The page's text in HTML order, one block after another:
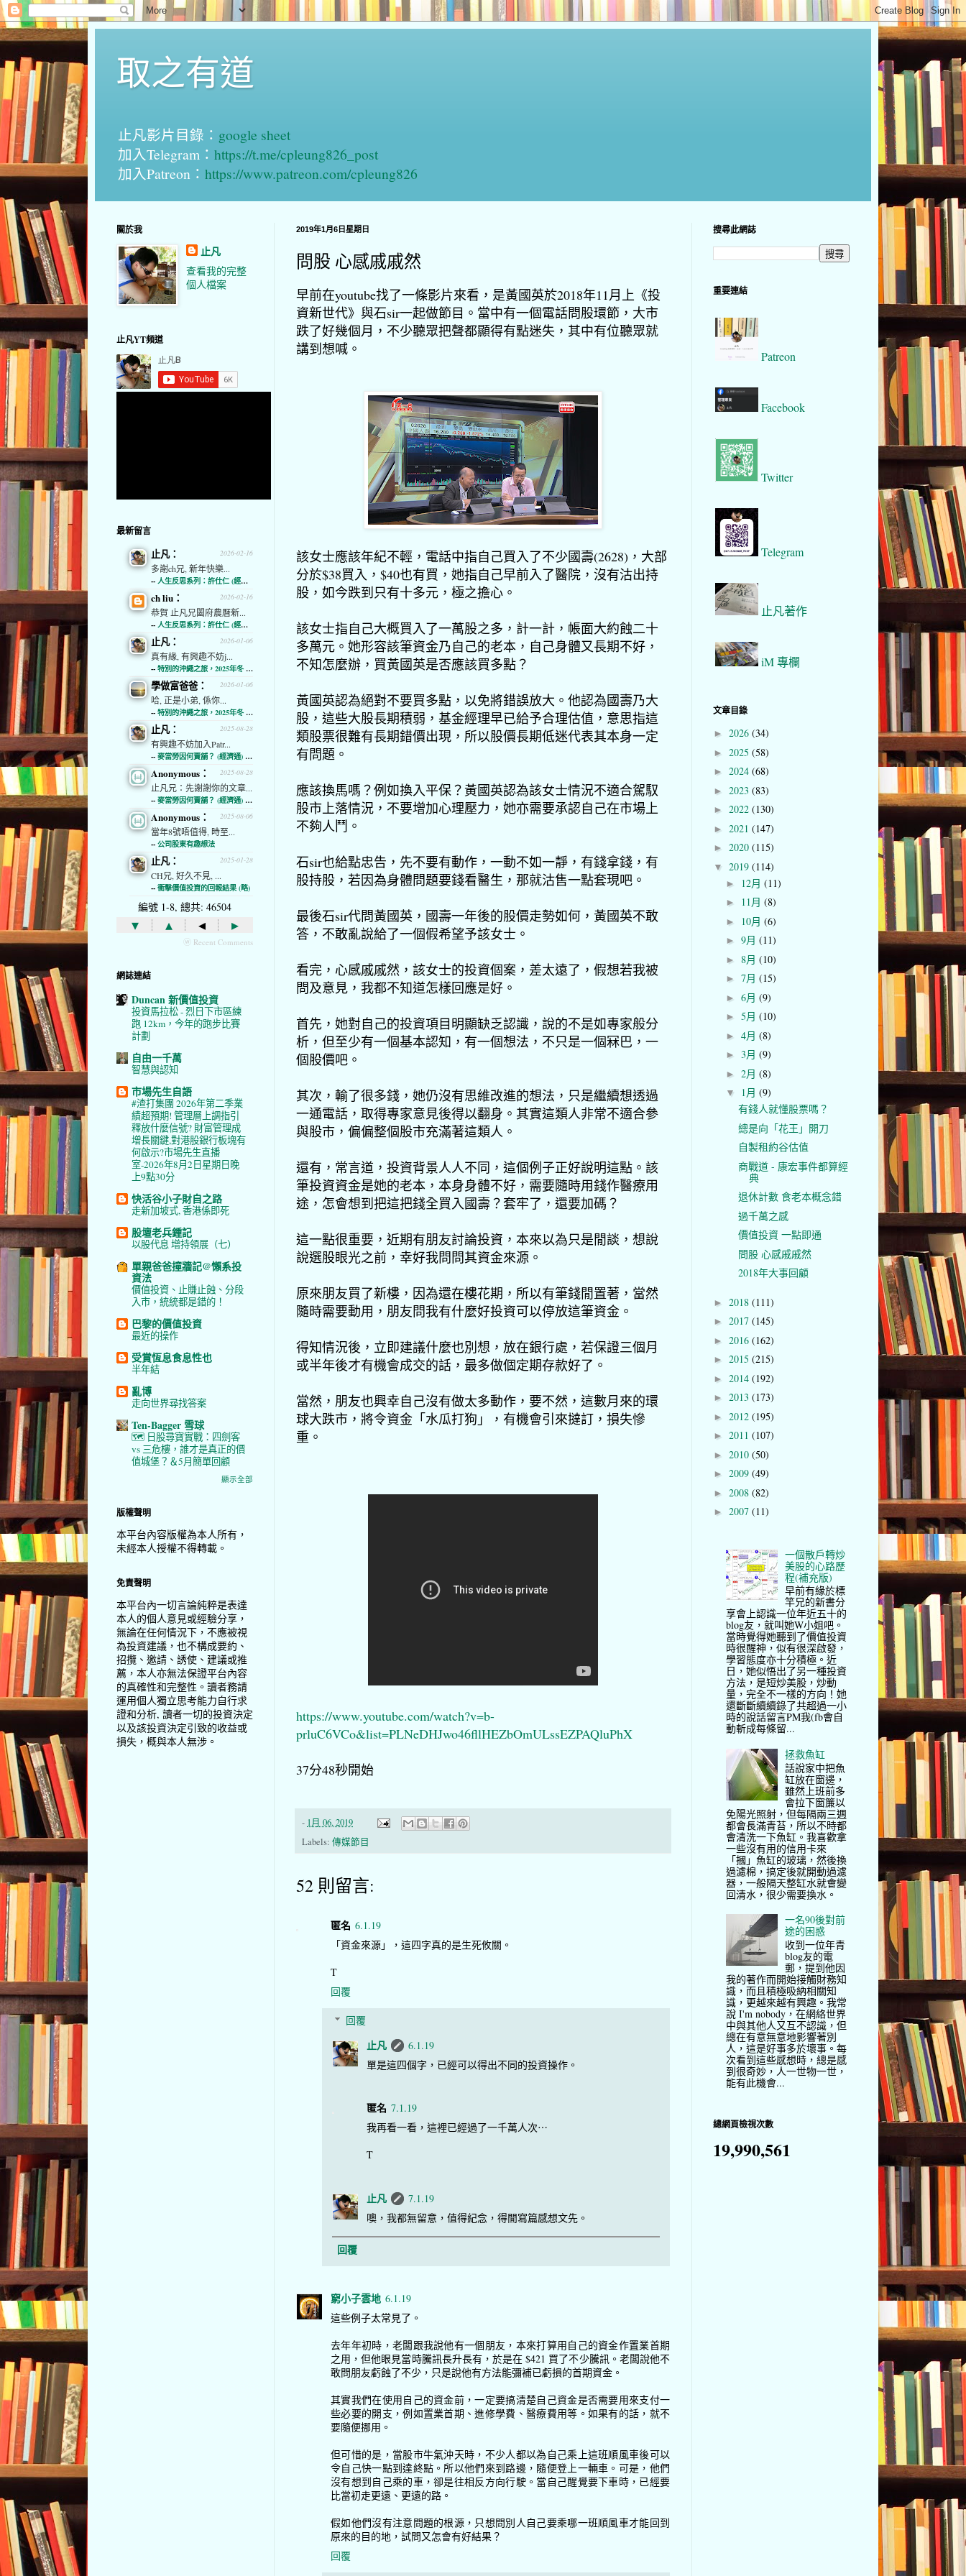
取之有道
止凡影片目錄： google sheet
加入Telegram： https://t.me/cpleung826_post
加入Patreon： https://www.patreon.com/cpleung826
2019年1月6日星期日
問股 心感戚戚然
早前在youtube找了一條影片來看，是黃國英於2018年11月上《投
資新世代》與石sir一起做節目。當中有一個電話問股環節，大市
跌了好幾個月，不少聽眾把聲都顯得有點迷失，其中有位聽眾就
講到想喊。
該女士應該年紀不輕，電話中指自己買入了不少國壽(2628)，大部
分於$38買入，$40也有買，她指自己早前入了醫院，沒有沽出持
股，如今跌到只有十多元，極之擔心。
該女士指自己大概買入了一萬股之多，計一計，帳面大約蝕二十
多萬元。她形容該筆資金乃自己的老本，自己身體又長期不好，
不知怎麼辦，買黃國英是否應該買多點？
黃國英認為絕對不要買多點，以免將錯誤放大。他認為國壽乃大
股，這些大股長期積弱，基金經理早已給予合理估值，意思指這
類股票很難有長期錯價出現，所以股價長期低迷代表其本身一定
有問題。
應該換馬嗎？例如換入平保？黃國英認為該女士情況不適合駕馭
股市上落情況，不要增加心理壓力，她亦需要承認自己在市場上
不夠人鬥。
石sir也給點忠告，先不要有動作，一動不如一靜，有錢拿錢，有
股持股，若因為身體問題要錢看醫生，那就沽售一點套現吧。
最後石sir代問黃國英，國壽一年後的股價走勢如何，黃國英不敢
答，不敢亂說給了一個假希望予該女士。
看完，心感戚戚然，該女士的投資個案，差太遠了，假想若我被
問及意見，我都不知道怎樣回應是好。
首先，她對自己的投資項目明顯缺乏認識，說的不是如專家般分
析，但至少有一個基本認知，有一個想法，不只是一個冧巴，一
個股價吧。
其次，輸了很多錢，她仍沒有思維改進的想法，只是繼續想透過
一通電話，取得專家意見後得以翻身。其實這類人非常不適合參
與股市，偏偏整個股市充滿著這類人。
還有，常言道，投資背景人人不同，這個例子正好說明這點。該
筆投資資金是她的老本，本身身體不好，需要隨時用錢作醫療用
途，怎會想到把這把錢全買入國壽？套牢了，還要加碼？
這一點很重要，近期有朋友討論投資， 本來以為只是閒談，想說
說選股眼光之前，幸好我問問其資金來源。
原來朋友買了新樓，因為還在樓花期，所以有筆錢閒置著，當然
隨時需要動用，朋友問我有什麼好投資可以停放這筆資金。
得知情況後，立即建議什麼也別想，放在銀行處，若保證三個月
或半年後才有機會成交的話，最多做個定期存款好了。
當然，朋友也興幸自己沒有做太多動作，要不然，這數月來的環
球大跌市，將令資金「水瓜打狗」，有機會引來撻訂，損失慘
重。
https://www.youtube.com/watch?v=b-
prluC6VCo&list=PLNeDHJwo46fllHEZbOmULssEZPAQluPhX
37分48秒開始
- 1月 06, 2019
Labels: 傳媒節目
52 則留言:
匿名 6.1.19
「資金來源」，這四字真的是生死攸關。
T
回覆
回覆
止凡
6.1.19
單是這四個字，已經可以得出不同的投資操作。
匿名 7.1.19
我再看一看，這裡已經過了一千萬人次⋯
T
止凡
7.1.19
噢，我都無留意，值得紀念，得閒寫篇感想文先。
回覆
窮小子雲地 6.1.19
這些例子太常見了。
去年年初時，老闆跟我說他有一個朋友，本來打算用自己的資金作置業首期
之用，但他眼見當時騰訊長升長有，於是在 $421 買了不少騰訊。老闆說他不
敢問朋友虧蝕了不少，只是說他有方法能彌補已虧損的首期資金。
其實我們在使用自己的資金前，一定要搞清楚自己資金是否需要用來支付一
些必要的開支，例如置業首期、進修學費、醫療費用等。如果有的話，就不
要隨便挪用。
但可惜的是，當股市牛氣沖天時，不少人都以為自己乘上這班順風車後可以
令自己快一點到達終點。所以他們來到路邊，隨便登上一輛車。可是，他們
沒有想到自己乘的車，卻是往相反方向行駛。當自己醒覺要下車時，已經要
比當初走更遠、更遠的路。
假如他們沒有注意問題的根源，只想問別人自己要乘哪一班順風車才能回到
原來的目的地，試問又怎會有好結果？
回覆
關於我
止凡
查看我的完整
個人檔案
止凡YT頻道
最新留言
2026-02-16
止凡：
多謝ch兄, 新年快樂...
-- 人生反思系列：許仕仁 (經濟通)
2026-02-16
ch liu：
恭賀 止凡兄闔府農曆新...
-- 人生反思系列：許仕仁 (經濟通)
2026-01-06
止凡：
真有緣, 有興趣不妨j...
-- 特別的沖繩之旅，2025年冬 (經濟通)
2026-01-06
學做富爸爸：
哈, 正是小弟, 係你...
-- 特別的沖繩之旅，2025年冬 (經濟通)
2025-08-28
止凡：
有興趣不妨加入Patr...
-- 麥當勞因何賣舖？ (經濟通) (略)
2025-08-28
Anonymous：
止凡兄：先謝謝你的文章...
-- 麥當勞因何賣舖？ (經濟通) (略)
2025-08-06
Anonymous：
當年8號唔值得, 時至...
-- 公司股東有趣想法
2025-01-28
止凡：
CH兄, 好久不見, ...
-- 衝擊價值投資的回報結果 (略)
編號 1-8, 總共: 46504
▾ ▴ ◂ ▸
ⓦ Recent Comments
網誌連結
Duncan 新價值投資
投資馬拉松 - 烈日下市區練
跑 12km，今年的跑步比賽
計劃
自由一千萬
智慧與認知
市場先生自語
#渣打集團 2026年第二季業
績超預期! 管理層上調指引
釋放什麼信號? 財富管理成
增長關鍵,對港股銀行板塊有
何啟示?市場先生直播
室-2026年8月2日星期日晚
上9點30分
快活谷小子財自之路
走新加坡式, 香港係即死
股壇老兵鍾記
以股代息 增持領展（七）
單親爸爸撞牆記@懶系投
資法
價值投資、止賺止蝕、分段
入市，統統都是錯的！
巴黎的價值投資
最近的操作
受賞恆息食息性也
半年結
亂博
走向世界尋找答案
Ten-Bagger 雪球
🗺️ 日股尋寶實戰：四劍客
vs 三危樓，誰才是真正的價
值城堡？＆5月簡單回顧
顯示全部
版權聲明
本平台內容版權為本人所有，
未經本人授權不得轉載。
免責聲明
本平台內一切言論純粹是表達
本人的個人意見或經驗分享，
無論在任何情況下，不應被視
為投資建議，也不構成要約、
招攬、邀請、誘使、建議或推
薦，本人亦無法保證平台內容
的真確性和完整性。讀者務請
運用個人獨立思考能力自行求
證和分析, 讀者一切的投資決定
以及該投資決定引致的收益或
損失，概與本人無涉。
搜尋此網誌
重要連結
Patreon
Facebook
Twitter
Telegram
止凡著作
iM 專欄
文章目錄
► 2026 (34)
► 2025 (58)
► 2024 (68)
► 2023 (83)
► 2022 (130)
► 2021 (147)
► 2020 (115)
▼ 2019 (114)
► 12月 (11)
► 11月 (8)
► 10月 (6)
► 9月 (11)
► 8月 (10)
► 7月 (15)
► 6月 (9)
► 5月 (10)
► 4月 (8)
► 3月 (9)
► 2月 (8)
▼ 1月 (9)
有錢人就懂股票嗎？
總是向「花王」開刀
自製租約谷估值
商戰道 - 康宏事件都算經
典
退休計數 食老本概念錯
過千萬之感
價值投資 一點即通
問股 心感戚戚然
2018年大事回顧
► 2018 (111)
► 2017 (145)
► 2016 (162)
► 2015 (215)
► 2014 (192)
► 2013 (173)
► 2012 (195)
► 2011 (107)
► 2010 (50)
► 2009 (49)
► 2008 (82)
► 2007 (11)
一個散戶轉炒
美股的心路歷
程(補充版)
早前有緣於標
竿兄的新書分
享會上認識一位年近五十的
blog友，就叫她W小姐吧。
當時覺得她聽到了價值投資
時很醒神，似有很深啟發，
學習態度亦十分積極。近
日，她似悟出了另一種投資
方法，是短炒美股，炒動
量，完全不一樣的方向！她
還斷斷續續錄了共超過一小
時的說話留言PM我(fb會自
動斬成每條留...
拯救魚缸
話說家中把魚
缸放在窗邊，
雖然上班前多
會拉下窗簾以
免陽光照射，但每隔兩三週
都會長滿青苔，所以不時都
會清洗一下魚缸。我喜歡拿
一些沒有用的信用卡來
「摑」魚缸的玻璃，然後換
過濾棉，搞定後就開動過濾
器，一般隔天整缸水就會變
回清水，很少需要換水。
一名90後對前
途的困惑
收到一位年青
blog友的電
郵，提到他因
我的著作而開始接觸財務知
識，而且積極吸納相關知
識，更越來越有興趣。我常
說 I'm nobody，在網絡世界
中與其他人又互不認識，但
總在有意無意地影響著別
人，這是好事多於壞事。每
次看到這些感想時，總是感
到很奇妙，人一世物一世，
能有此機會...
總網頁檢視次數
19,990,561